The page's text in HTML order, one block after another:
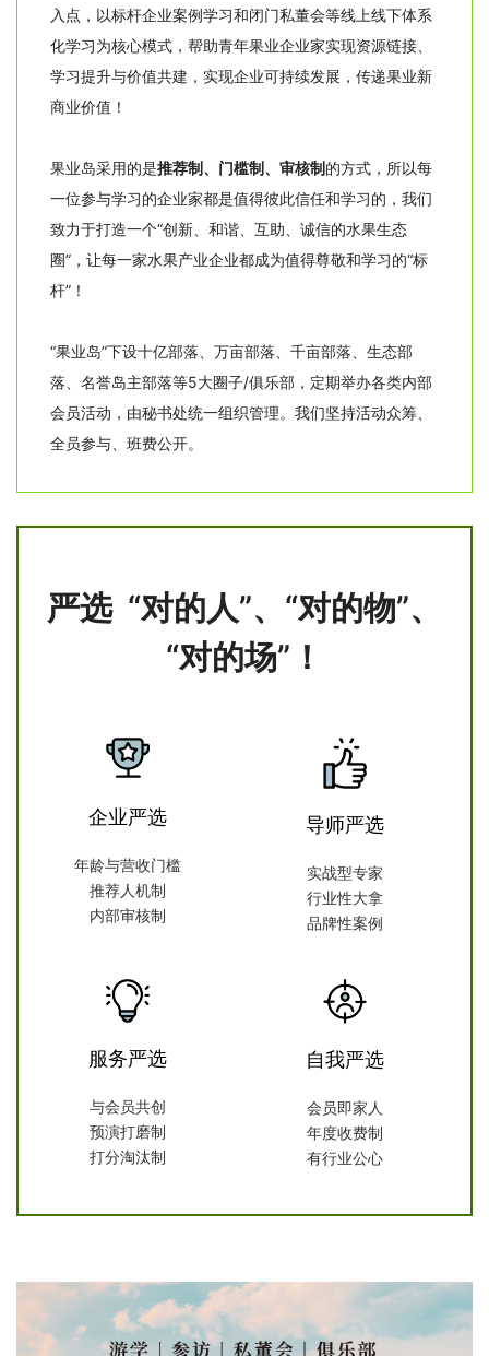
入点，以标杆企业案例学习和闭门私董会等线上线下体系
化学习为核心模式，帮助青年果业企业家实现资源链接、
学习提升与价值共建，实现企业可持续发展，传递果业新
商业价值！
果业岛采用的是推荐制、门槛制、审核制的方式，所以每
一位参与学习的企业家都是值得彼此信任和学习的，我们
致力于打造一个“创新、和谐、互助、诚信的水果生态
圈”，让每一家水果产业企业都成为值得尊敬和学习的“标
杆”！
“果业岛”下设十亿部落、万亩部落、千亩部落、生态部
落、名誉岛主部落等5大圈子/俱乐部，定期举办各类内部
会员活动，由秘书处统一组织管理。我们坚持活动众筹、
全员参与、班费公开。
严选 “对的人”、“对的物”、
“对的场”！
企业严选
年龄与营收门槛
推荐人机制
内部审核制
导师严选
实战型专家
行业性大拿
品牌性案例
服务严选
与会员共创
预演打磨制
打分淘汰制
自我严选
会员即家人
年度收费制
有行业公心